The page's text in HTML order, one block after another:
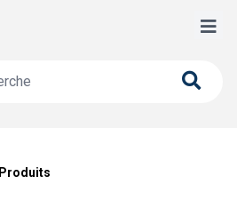
Produits